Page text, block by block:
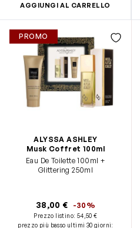
AGGIUNGI AL CARRELLO
PROMO
ALYSSA ASHLEY
Musk Coffret 100ml
Eau De Toilette 100ml +
Glittering 250ml
38,00 € -30%
Prezzo listino: 54,50 €
prezzo più basso ultimi 30 giorni: